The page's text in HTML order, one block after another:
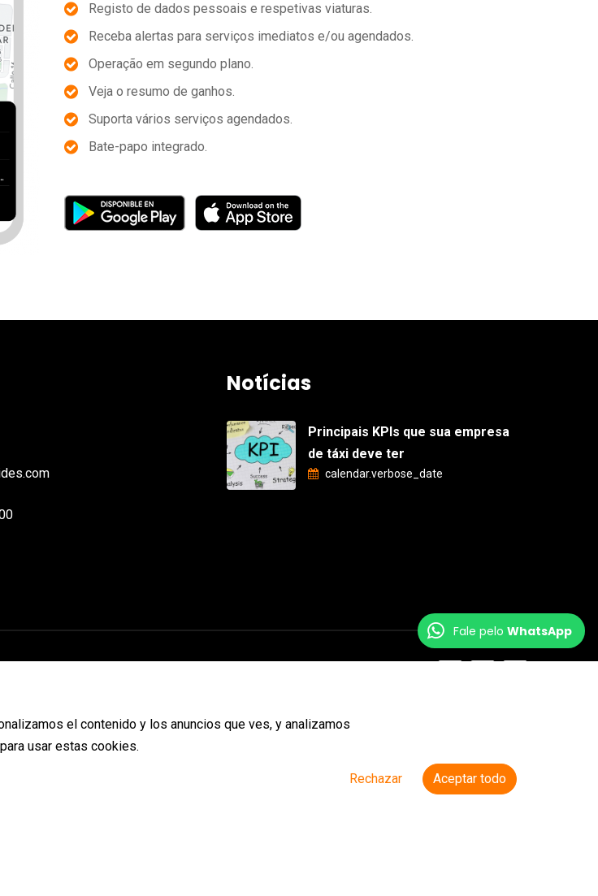
Registo de dados pessoais e respetivas viaturas.
Receba alertas para serviços imediatos e/ou agendados.
Operação em segundo plano.
Veja o resumo de ganhos.
Suporta vários serviços agendados.
Bate-papo integrado.
Notícias
Principais KPIs que sua empresa
de táxi deve ter
calendar.verbose_date
Fale pelo WhatsApp
el contenido y los anuncios que ves, y analizamos
usar estas cookies.
Rechazar Aceptar todo